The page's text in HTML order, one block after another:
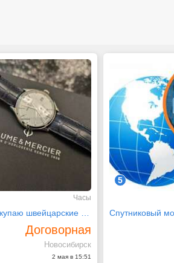
Часы
Договорная
Новосибирск
2 мая в 15:51
5